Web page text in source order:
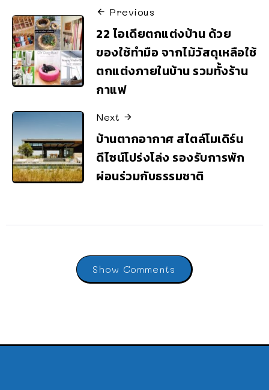
Previous
22 ไอเดียตกแต่งบ้าน ด้วย
ของใช้ทำมือ จากไม้วัสดุเหลือใช้
ตกแต่งภายในบ้าน รวมทั้งร้าน
กาแฟ
Next
บ้านตากอากาศ สไตล์โมเดิร์น
ดีไซน์โปร่งโล่ง รองรับการพัก
ผ่อนร่วมกับธรรมชาติ
Show Comments